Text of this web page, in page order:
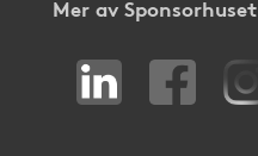
Mer av Sponsorhuset